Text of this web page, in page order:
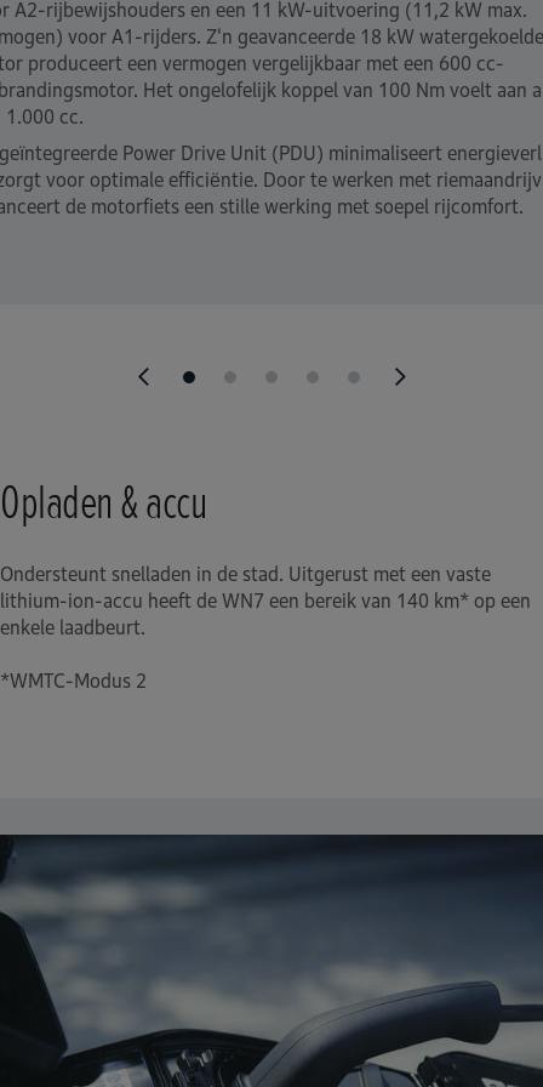
A2-rijbewijshouders en een 11 kW-uitvoering (11,2 kW max.
voor A1-rijders. Z'n geavanceerde 18 kW watergekoelde
produceert een vermogen vergelijkbaar met een 600 cc-
Het ongelofelijk koppel van 100 Nm voelt aan
1.000 cc.
Power Drive Unit (PDU) minimaliseert
voor optimale efficiëntie. Door te werken met
de motorfiets een stille werking met soepel rijcomfort.
Opladen & accu
Ondersteunt snelladen in de stad. Uitgerust met een vaste
lithium-ion-accu heeft de WN7 een bereik van 140 km* op een
enkele laadbeurt.
*WMTC-Modus 2